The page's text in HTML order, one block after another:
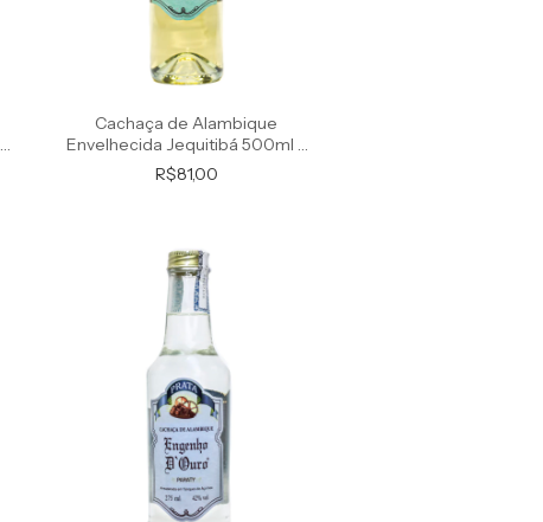
Cachaça de Alambique
Envelhecida Jequitibá 500ml -
Premium
R$81,00